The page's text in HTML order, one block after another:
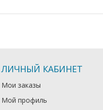
ЛИЧНЫЙ КАБИНЕТ
Мои заказы
Мой профиль